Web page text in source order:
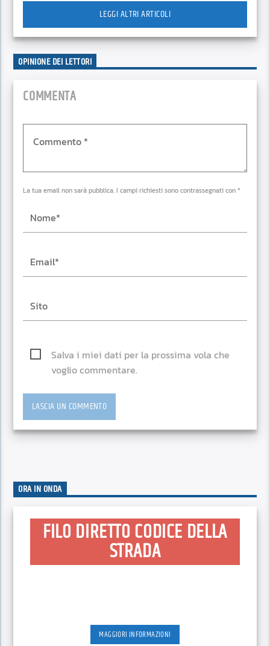
LEGGI ALTRI ARTICOLI
OPINIONE DEI LETTORI
COMMENTA
La tua email non sarà pubblica. I campi richiesti sono contrassegnati con *
Salva i miei dati per la prossima vola che
voglio commentare.
ORA IN ONDA
FILO DIRETTO CODICE DELLA
STRADA
MAGGIORI INFORMAZIONI